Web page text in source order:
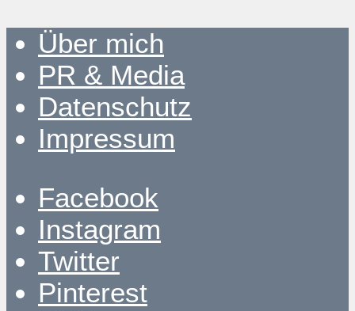
Über mich
PR & Media
Datenschutz
Impressum
Facebook
Instagram
Twitter
Pinterest